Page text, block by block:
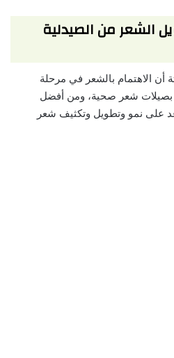
الشعر من الصيدلية
أن الاهتمام بالشعر في مرحلة
شعر صحية، ومن أفضل
على نمو وتطويل وتكثيف شعر